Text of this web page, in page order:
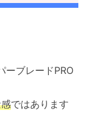
ーブレードPRO
ではあります